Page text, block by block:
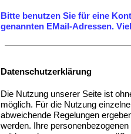
Bitte benutzen Sie für eine
genannten EMail-Adressen.
Datenschutzerklärung
Die Nutzung unserer Seite ist
möglich. Für die Nutzung
abweichende Regelungen
werden. Ihre